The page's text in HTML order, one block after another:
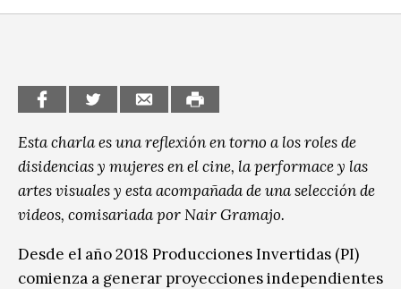
Medio Ambiente
Sin categoría
Esta charla es una reflexión en torno a los roles de
disidencias y mujeres en el cine, la performace y las
artes visuales y esta acompañada de una selección de
videos, comisariada por Nair Gramajo.
Desde el año 2018 Producciones Invertidas (PI)
comienza a generar proyecciones independientes